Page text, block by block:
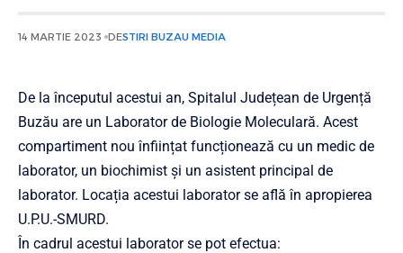
14 MARTIE 2023 DESTIRI BUZAU MEDIA
De la începutul acestui an, Spitalul Județean de Urgență
Buzău are un Laborator de Biologie Moleculară. Acest
compartiment nou înființat funcționează cu un medic de
laborator, un biochimist și un asistent principal de
laborator. Locația acestui laborator se află în apropierea
U.P.U.-SMURD.
În cadrul acestui laborator se pot efectua: